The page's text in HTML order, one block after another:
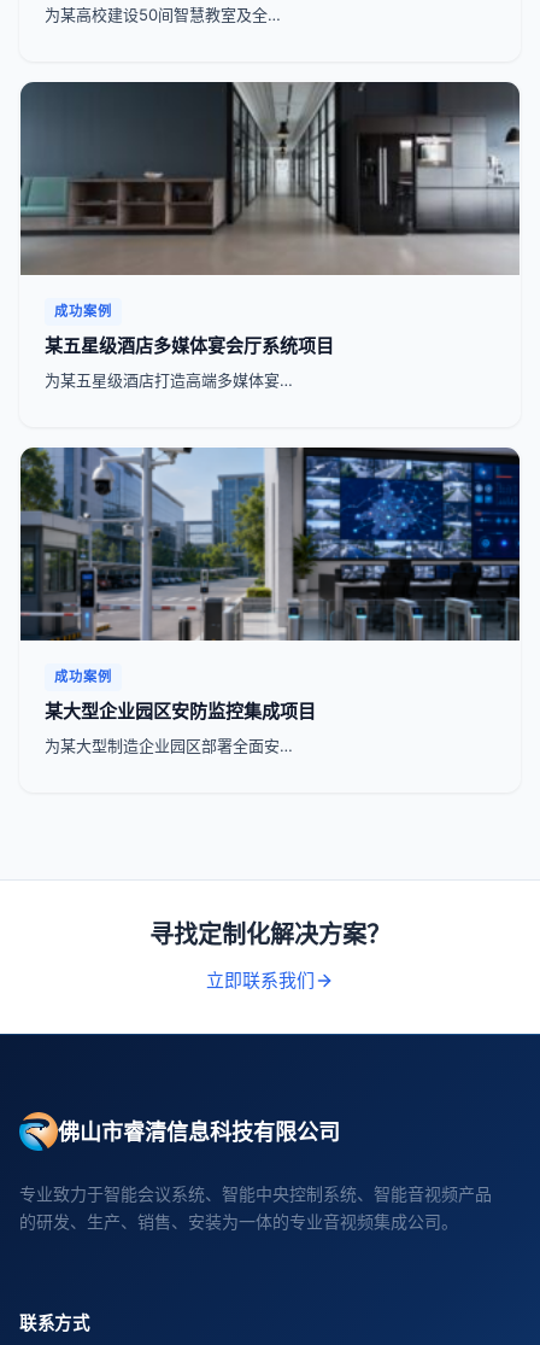
为某高校建设50间智慧教室及全…
成功案例
某五星级酒店多媒体宴会厅系统项目
为某五星级酒店打造高端多媒体宴…
成功案例
某大型企业园区安防监控集成项目
为某大型制造企业园区部署全面安…
寻找定制化解决方案？
立即联系我们
佛山市睿清信息科技有限公司
专业致力于智能会议系统、智能中央控制系统、智能音视频产品
的研发、生产、销售、安装为一体的专业音视频集成公司。
联系方式